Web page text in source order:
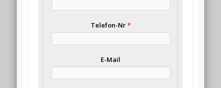
Telefon-Nr*
E-Mail